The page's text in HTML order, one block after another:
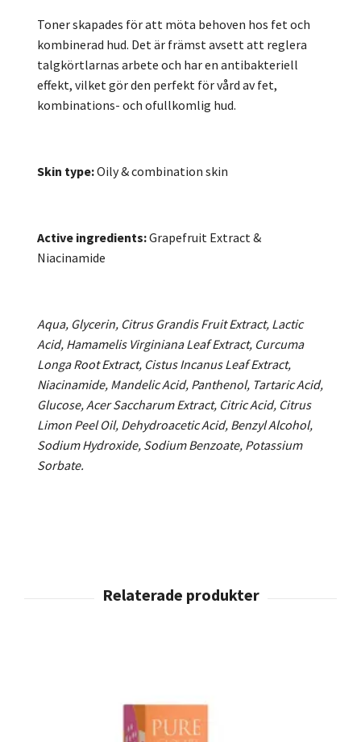
Toner skapades för att möta behoven hos fet och
kombinerad hud. Det är främst avsett att reglera
talgkörtlarnas arbete och har en antibakteriell
effekt, vilket gör den perfekt för vård av fet,
kombinations- och ofullkomlig hud.
Skin type:Oily & combination skin
Active ingredients:Grapefruit Extract &
Niacinamide
Aqua, Glycerin, Citrus Grandis Fruit Extract, Lactic
Acid, Hamamelis Virginiana Leaf Extract, Curcuma
Longa Root Extract, Cistus Incanus Leaf Extract,
Niacinamide, Mandelic Acid, Panthenol, Tartaric Acid,
Glucose, Acer Saccharum Extract, Citric Acid, Citrus
Limon Peel Oil, Dehydroacetic Acid, Benzyl Alcohol,
Sodium Hydroxide, Sodium Benzoate, Potassium
Sorbate.